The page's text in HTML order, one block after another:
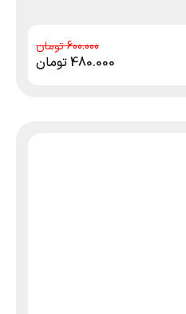
600.000
480.000تومان